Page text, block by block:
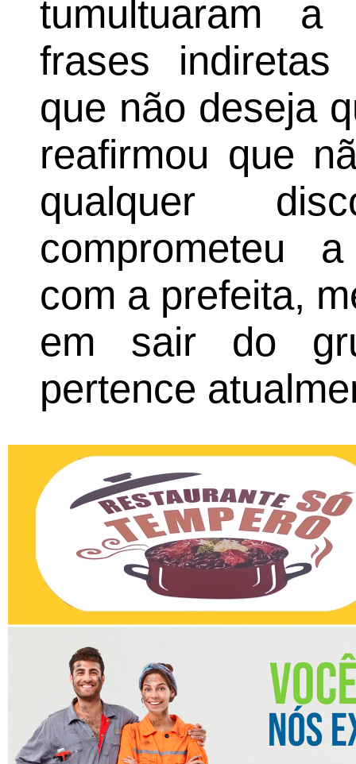
tumultuaram
frases
que não deseja
reafirmou que
qualquer
comprometeu
com a prefeita,
em sair do
pertence